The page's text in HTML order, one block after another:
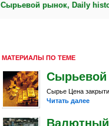
Сырьевой рынок, Daily
МАТЕРИАЛЫ ПО ТЕМЕ
Сырьевой
Сырье Цена
Читать далее
Валютный